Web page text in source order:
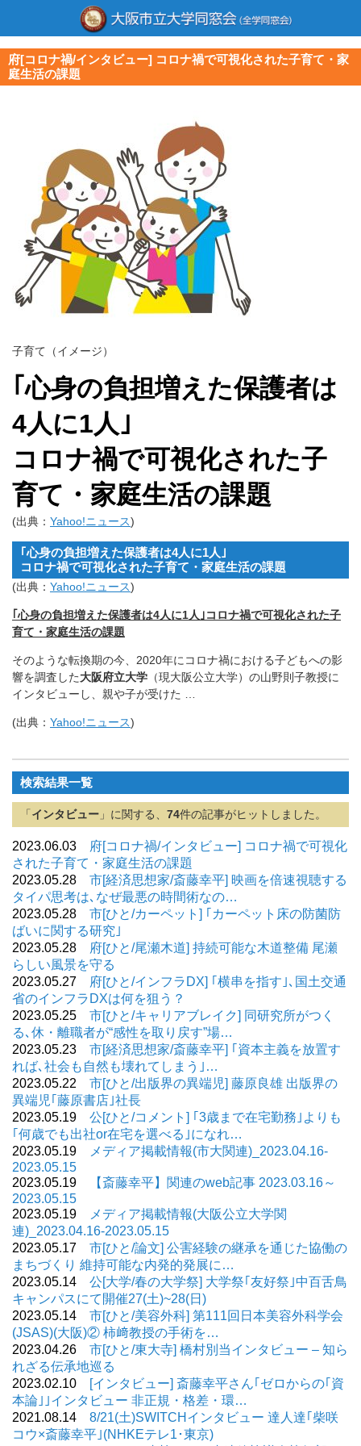
府[コロナ禍/インタビュー] コロナ禍で可視化された子育て・家
庭生活の課題
子育て（イメージ）
｢心身の負担増えた保護者は
4人に1人｣
コロナ禍で可視化された子
育て・家庭生活の課題
(出典： Yahoo!ニュース)
｢心身の負担増えた保護者は4人に1人｣
コロナ禍で可視化された子育て・家庭生活の課題
(出典： Yahoo!ニュース)
｢心身の負担増えた保護者は4人に1人｣コロナ禍で可視化された子
育て・家庭生活の課題
そのような転換期の今、 2020年にコロナ禍における子どもへの影
響を調査した大阪府立大学 （現大阪公立大学）の山野則子教授に
インタビューし、 親や子が受けた …
(出典： Yahoo!ニュース)
検索結果一覧
「 インタビュー 」に関する、 74件の記事がヒットしました。
2023.06.03
府[コロナ禍/インタビュー] コロナ禍で可視化
された子育て・家庭生活の課題
2023.05.28 市[経済思想家/斎藤幸平] 映画を倍速視聴する
タイパ思考は､なぜ最悪の時間術なの…
2023.05.28 市[ひと/カーペット] ｢カーペット床の防菌防
ばいに関する研究｣
2023.05.28
府[ひと/尾瀬木道] 持続可能な木道整備 尾瀬
らしい風景を守る
2023.05.27
府[ひと/インフラDX] ｢横串を指す｣､国土交通
省のインフラDXは何を狙う？
2023.05.25 市[ひと/キャリアブレイク] 同研究所がつく
る､休・離職者が“感性を取り戻す”場…
2023.05.23 市[経済思想家/斎藤幸平] ｢資本主義を放置す
れば､社会も自然も壊れてしまう｣…
2023.05.22 市[ひと/出版界の異端児] 藤原良雄 出版界の
異端児｢藤原書店｣社長
2023.05.19 公[ひと/コメント] ｢3歳まで在宅勤務｣よりも
｢何歳でも出社or在宅を選べる｣になれ…
2023.05.19
メディア掲載情報(市大関連)_2023.04.16-
2023.05.15
2023.05.19
【斎藤幸平】関連のweb記事 2023.03.16～
2023.05.15
2023.05.19
メディア掲載情報(大阪公立大学関
連)_2023.04.16-2023.05.15
2023.05.17 市[ひと/論文] 公害経験の継承を通じた協働の
まちづくり 維持可能な内発的発展に…
2023.05.14 公[大学/春の大学祭] 大学祭｢友好祭｣中百舌鳥
キャンパスにて開催27(土)~28(日)
2023.05.14 市[ひと/美容外科] 第111回日本美容外科学会
(JSAS)(大阪)② 柿﨑教授の手術を…
2023.04.26 市[ひと/東大寺] 橋村別当インタビュー – 知ら
れざる伝承地巡る
2023.02.10
[インタビュー] 斎藤幸平さん｢ゼロからの｢資
本論｣｣インタビュー 非正規・格差・環…
2021.08.14 8/21(土)SWITCHインタビュー 達人達｢柴咲
コウ×斎藤幸平｣(NHKEテレ1･東京)